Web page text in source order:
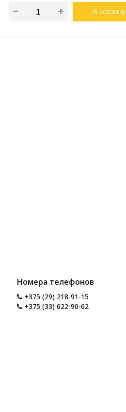
В корзину
Номера телефонов
+375 (29) 218-91-15
+375 (33) 622-90-62